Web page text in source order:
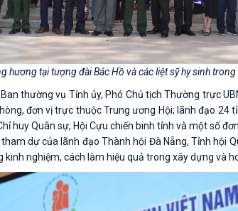
hương tại tượng đài Bác Hồ và các liệt sỹ hy sinh
thường vụ Tỉnh ủy, Phó Chủ tịch Thường trực
đơn vị trực thuộc Trung ương Hội; lãnh đạo 24
huy Quân sự, Hội Cựu chiến binh tỉnh và một số
dự của lãnh đạo Thành hội Đà Nẵng, Tỉnh hội
nghiệm, cách làm hiệu quả trong xây dựng và